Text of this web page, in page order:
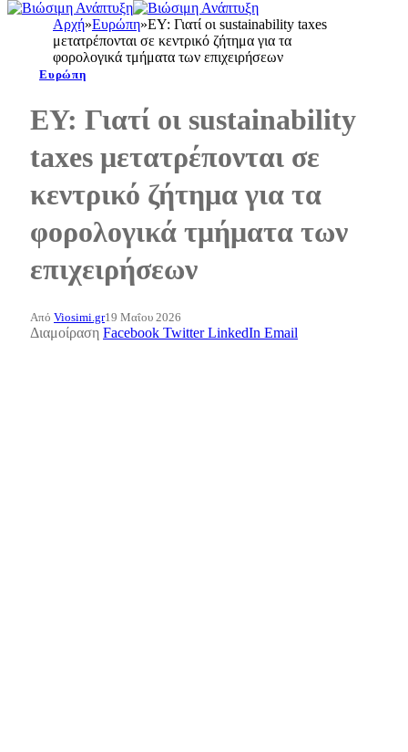
Αρχή»Ευρώπη»EY: Γιατί οι sustainability taxes
μετατρέπονται σε κεντρικό ζήτημα για τα
φορολογικά τμήματα των επιχειρήσεων
Ευρώπη
EY: Γιατί οι sustainability
taxes μετατρέπονται σε
κεντρικό ζήτημα για τα
φορολογικά τμήματα των
επιχειρήσεων
Από Viosimi.gr19 Μαΐου 2026
Διαμοίραση Facebook Twitter LinkedIn Email